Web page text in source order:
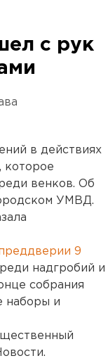
с рук
в действиях
которое
венков. Об
УМВД.
9
надгробий и
собрания
наборы и